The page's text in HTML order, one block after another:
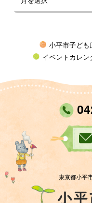
小平市子ども
イベントカレン
東京都小平